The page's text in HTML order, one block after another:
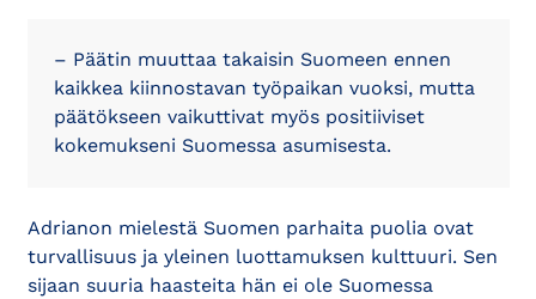
– Päätin muuttaa takaisin Suomeen ennen
kaikkea kiinnostavan työpaikan vuoksi, mutta
päätökseen vaikuttivat myös positiiviset
kokemukseni Suomessa asumisesta.
Adrianon mielestä Suomen parhaita puolia ovat
turvallisuus ja yleinen luottamuksen kulttuuri. Sen
sijaan suuria haasteita hän ei ole Suomessa